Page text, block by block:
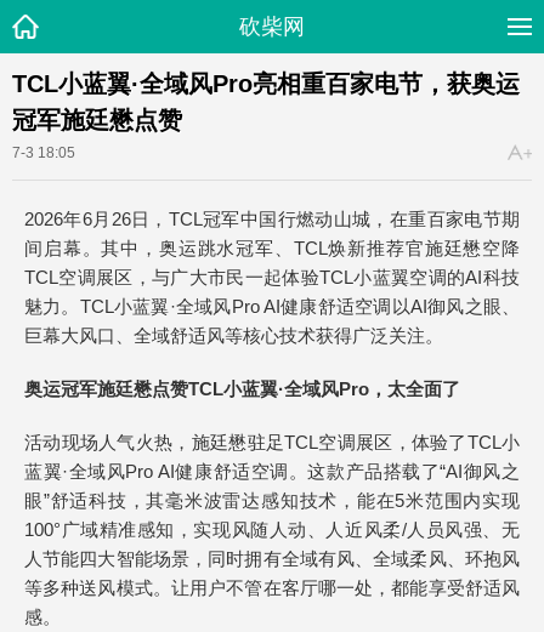
砍柴网
TCL小蓝翼·全域风Pro亮相重百家电节，获奥运
冠军施廷懋点赞
7-3 18:05
2026年6月26日，TCL冠军中国行燃动山城，在重百家电节期
间启幕。其中，奥运跳水冠军、TCL焕新推荐官施廷懋空降
TCL空调展区，与广大市民一起体验TCL小蓝翼空调的AI科技
魅力。TCL小蓝翼·全域风Pro AI健康舒适空调以AI御风之眼、
巨幕大风口、全域舒适风等核心技术获得广泛关注。
奥运冠军施廷懋点赞TCL小蓝翼·全域风Pro，太全面了
活动现场人气火热，施廷懋驻足TCL空调展区，体验了TCL小
蓝翼·全域风Pro AI健康舒适空调。这款产品搭载了“AI御风之
眼”舒适科技，其毫米波雷达感知技术，能在5米范围内实现
100°广域精准感知，实现风随人动、人近风柔/人员风强、无
人节能四大智能场景，同时拥有全域有风、全域柔风、环抱风
等多种送风模式。让用户不管在客厅哪一处，都能享受舒适风
感。